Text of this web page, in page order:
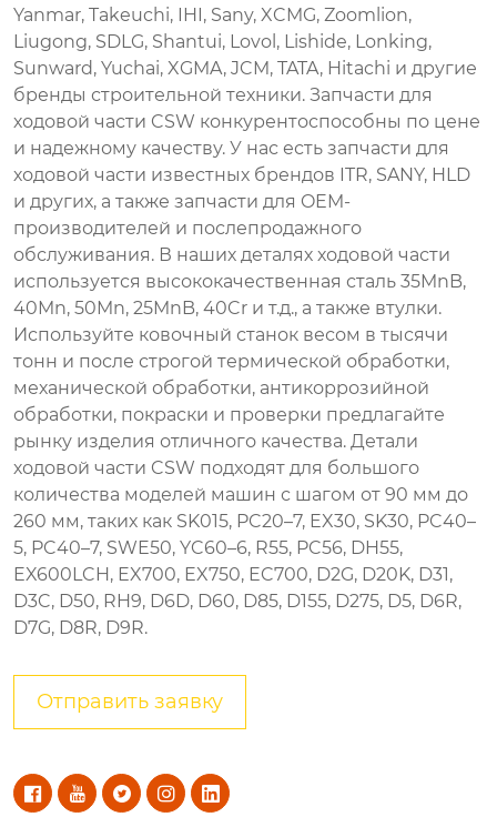
Yanmar, Takeuchi, IHI, Sany, XCMG, Zoomlion,
Liugong, SDLG, Shantui, Lovol , Lishide, Lonking,
Sunward, Yuchai, XGMA, JCM, TATA, Hitachi и другие
бренды строительной техники. Запчасти для
ходовой части CSW конкурентоспособны по цене
и надежному качеству. У нас есть запчасти для
ходовой части известных брендов ITR, SANY, HLD
и других, а также запчасти для OEM-
производителей и послепродажного
обслуживания. В наших деталях ходовой части
используется высококачественная сталь 35MnB,
40Mn, 50Mn, 25MnB, 40Cr и т.д., а также втулки.
Используйте ковочный станок весом в тысячи
тонн и после строгой термической обработки,
механической обработки, антикоррозийной
обработки, покраски и проверки предлагайте
рынку изделия отличного качества. Детали
ходовой части CSW подходят для большого
количества моделей машин с шагом от 90 мм до
260 мм, таких как SK015, PC20–7, EX30, SK30, PC40–
5, PC40–7, SWE50, YC60–6, R55, PC56, DH55,
EX600LCH, EX700, EX750, EC700, D2G, D20K, D31,
D3C, D50, RH9, D6D, D60, D85, D155, D275, D5, D6R,
D7G, D8R, D9R.
Отправить заявку
    